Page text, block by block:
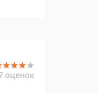
оценок